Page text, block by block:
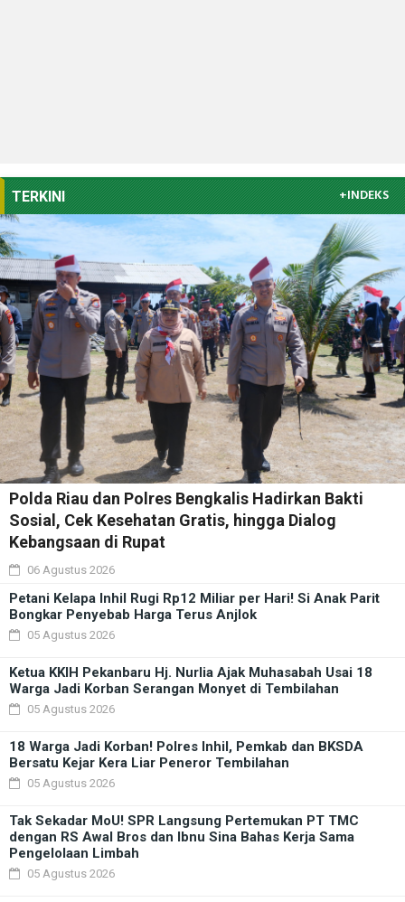
TERKINI +INDEKS
Polda Riau dan Polres Bengkalis Hadirkan Bakti
Sosial, Cek Kesehatan Gratis, hingga Dialog
Kebangsaan di Rupat
06 Agustus 2026
Petani Kelapa Inhil Rugi Rp12 Miliar per Hari! Si Anak Parit
Bongkar Penyebab Harga Terus Anjlok
05 Agustus 2026
Ketua KKIH Pekanbaru Hj. Nurlia Ajak Muhasabah Usai 18
Warga Jadi Korban Serangan Monyet di Tembilahan
05 Agustus 2026
18 Warga Jadi Korban! Polres Inhil, Pemkab dan BKSDA
Bersatu Kejar Kera Liar Peneror Tembilahan
05 Agustus 2026
Tak Sekadar MoU! SPR Langsung Pertemukan PT TMC
dengan RS Awal Bros dan Ibnu Sina Bahas Kerja Sama
Pengelolaan Limbah
05 Agustus 2026